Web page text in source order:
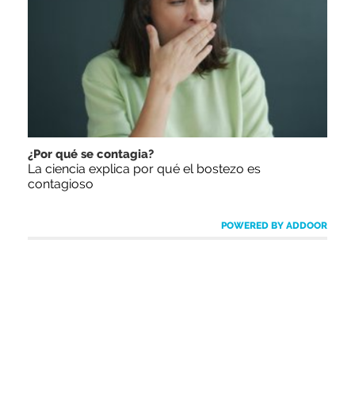
¿Por qué se contagia?
La ciencia explica por qué el bostezo es
contagioso
POWERED BY ADDOOR